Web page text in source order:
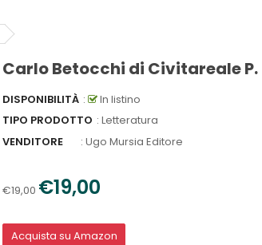
Carlo Betocchi di Civitareale P.
DISPONIBILITÀ :
In listino
TIPO PRODOTTO : Letteratura
VENDITORE
: Ugo Mursia Editore
€19,00 €19,00
Acquista su Amazon